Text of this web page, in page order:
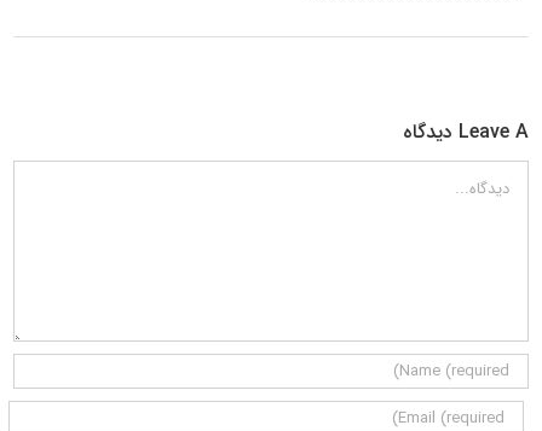
Leave A دیدگاه
دیدگاه